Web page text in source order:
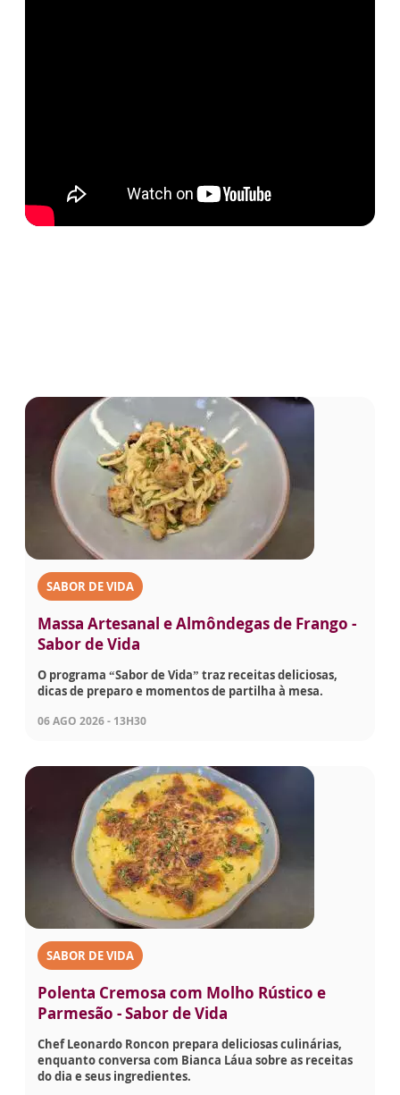
SABOR DE VIDA
Massa Artesanal e Almôndegas de Frango -
Sabor de Vida
O programa “Sabor de Vida” traz receitas deliciosas,
dicas de preparo e momentos de partilha à mesa.
06 AGO 2026 - 13H30
SABOR DE VIDA
Polenta Cremosa com Molho Rústico e
Parmesão - Sabor de Vida
Chef Leonardo Roncon prepara deliciosas culinárias,
enquanto conversa com Bianca Láua sobre as receitas
do dia e seus ingredientes.